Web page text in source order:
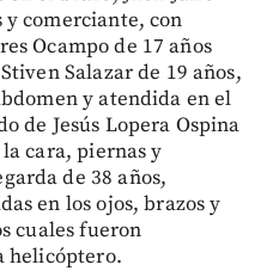
y comerciante, con
Ocampo de 17 años
Salazar de 19 años,
y atendida en el
de Jesús Lopera Ospina
cara, piernas y
de 38 años,
en los ojos, brazos y
cuales fueron
helicóptero.